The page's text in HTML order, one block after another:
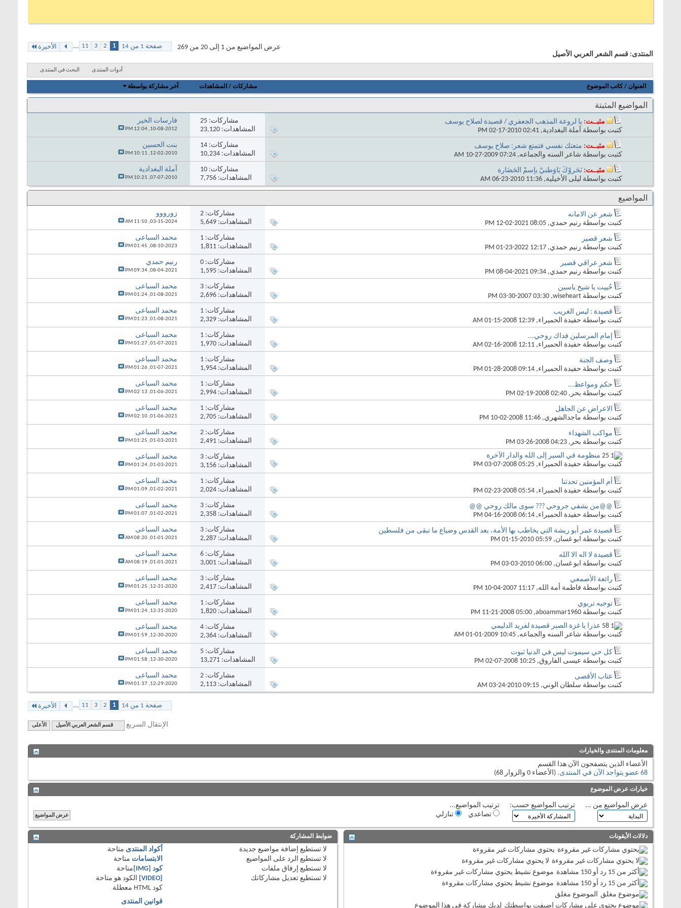
صفحة 1 من 14 1
2
3
11
... الأخيرة
عرض المواضيع من 1 إلى 20 من 269
المنتدى: قسم الشعر العربي الأصيل
أدوات المنتدى البحث في المنتدى
العنوان / كاتب الموضوع مشاركات / المشاهدات آخر مشاركة بواسطة
المواضيع المثبتة
مثبــت: يا لروعة المذهب الجعفري / قصيدة لصلاح يوسف
كتبت بواسطة آملة البغدادية‏, 02-17-2010 02:41 PM
مشاركات:25
المشاهدات: 23,120
فارسات الخير
10-08-2012,
12:04 PM
مثبــت: متعتك نفسي فتمتع شعر: صلاح يوسف
كتبت بواسطة شاعر السنه والجماعه‏, 10-27-2009 07:24 AM
مشاركات:14
المشاهدات: 10,234
بنت الحسين
12-02-2010,
10:11 PM
مثبــت: نَحَروْكَ يَاوَطنيْ بإسمْ الحَضَارة
كتبت بواسطة ليلى الأخيلية‏, 06-23-2010 11:36 AM
مشاركات:10
المشاهدات: 7,756
آملة البغدادية
07-07-2010,
10:21 PM
المواضيع
شعر عن الامانه
كتبت بواسطة رنيم حمدي‏, 12-02-2021 08:05 PM
مشاركات:2
المشاهدات: 5,649
زورووو
03-15-2024,
11:50 AM
شعر قصير
كتبت بواسطة رنيم حمدي‏, 01-23-2022 12:17 PM
مشاركات:1
المشاهدات: 1,811
محمد السباعى
08-10-2023,
01:45 PM
شعر عراقي قصير
كتبت بواسطة رنيم حمدي‏, 08-04-2021 09:34 PM
مشاركات:0
المشاهدات: 1,595
رنيم حمدي
08-04-2021,
09:34 PM
حُييت يا شيخ ياسين
كتبت بواسطة wiseheart
‏, 03-30-2007 03:30 PM
مشاركات:3
المشاهدات: 2,696
محمد السباعى
01-08-2021,
01:24 PM
قصيدة : ليس الغريب
كتبت بواسطة حفيدة الحميراء‏, 01-15-2008 12:39 AM
مشاركات:1
المشاهدات: 2,329
محمد السباعى
01-08-2021,
01:23 PM
إمام المرسلين فداك روحي...
كتبت بواسطة حفيدة الحميراء‏, 02-16-2008 12:11 AM
مشاركات:1
المشاهدات: 1,970
محمد السباعى
01-07-2021,
01:27 PM
وصف الجنة
كتبت بواسطة حفيدة الحميراء‏, 01-28-2008 09:14 PM
مشاركات:1
المشاهدات: 1,954
محمد السباعى
01-07-2021,
01:26 PM
حكم ومواعظ...
كتبت بواسطة بحر ‏, 02-19-2008 02:40 PM
مشاركات:1
المشاهدات: 2,994
محمد السباعى
01-06-2021,
02:13 PM
الاعراض عن الجاهل
كتبت بواسطة ماجدالشهري‏, 10-02-2008 11:46 PM
مشاركات:1
المشاهدات: 2,705
محمد السباعى
01-06-2021,
02:10 PM
مواكب الشهداء
كتبت بواسطة بحر ‏, 03-26-2008 04:23 PM
مشاركات:2
المشاهدات: 2,491
محمد السباعى
01-03-2021,
01:25 PM
منظومة في السير إلى الله والدار الآخرة
كتبت بواسطة حفيدة الحميراء‏, 03-07-2008 05:25 PM
مشاركات:3
المشاهدات: 3,156
محمد السباعى
01-03-2021,
01:24 PM
أم المؤمنين تحدثنا
كتبت بواسطة حفيدة الحميراء‏, 02-23-2008 05:54 PM
مشاركات:1
المشاهدات: 2,024
محمد السباعى
01-02-2021,
01:09 PM
@@من يشفي جروحي ??? سوى مالك روحي @@
كتبت بواسطة حفيدة الحميراء‏, 04-16-2008 06:14 PM
مشاركات:3
المشاهدات: 2,358
محمد السباعى
01-02-2021,
01:07 PM
قصيدة عمر أبو ريشة التي يخاطب بها الأمة، بعد القدس وضياع ما تبقى من فلسطين
كتبت بواسطة ابو غسان‏, 01-15-2010 05:59 PM
مشاركات:3
المشاهدات: 2,287
محمد السباعى
01-01-2021,
08:20 AM
قصيدة لا اله الا الله
كتبت بواسطة ابو غسان‏, 03-03-2010 06:00 PM
مشاركات:6
المشاهدات: 3,001
محمد السباعى
01-01-2021,
08:19 AM
رائعة الأصمعي
كتبت بواسطة فاطمة أمة الله‏, 10-04-2007 11:17 PM
مشاركات:3
المشاهدات: 2,417
محمد السباعى
12-31-2020,
01:25 PM
توجيه تربوي
كتبت بواسطة aboammar1960
‏, 11-21-2008 05:00 PM
مشاركات:1
المشاهدات: 1,820
محمد السباعى
12-31-2020,
01:24 PM
عذرا يا غزة الصبر قصيدة لفريد الدليمي
كتبت بواسطة شاعر السنه والجماعه‏, 01-01-2009 10:45 AM
مشاركات:4
المشاهدات: 2,364
محمد السباعى
12-30-2020,
01:59 PM
كل حي سيموت ليس في الدنيا ثبوت
كتبت بواسطة عيسى الفاروق‏, 02-07-2008 10:25 PM
مشاركات:5
المشاهدات: 13,271
محمد السباعى
12-30-2020,
01:58 PM
عتاب الأقصى
كتبت بواسطة سلطان الوني‏, 03-24-2010 09:15 AM
مشاركات:2
المشاهدات: 2,113
محمد السباعى
12-29-2020,
01:37 PM
صفحة 1 من 14 1
2
3
11
... الأخيرة
الإنتقال السريع قسم الشعر العربي الأصيل الأعلى
معلومات المنتدى والخيارات
الأعضاء الذين يتصفحون الآن هذا القسم
68 عضو يتواجد الآن في المنتدى
. (الأعضاء 0 والزوار 68)
خيارات عرض الموضوع
عرض المواضيع من ... ترتيب المواضيع حسب:
ترتيب المواضيع...
تصاعدي
تنازلي
دلالات الأيقونات
يحتوي مشاركات غير مقروءة
لا يحتوي مشاركات غير مقروءة
موضوع نشيط يحتوي مشاركات غير مقروءة
موضوع نشيط يحتوي مشاركات مقروءة
الموضوع مغلق
لديك مشاركة في هذا الموضوع
ضوابط المشاركة
لا تستطيعإضافة مواضيع جديدة
لا تستطيعالرد على المواضيع
لا تستطيعإرفاق ملفات
لا تستطيعتعديل مشاركاتك
أكواد المنتدى متاحة
الابتسامات متاحة
كود [IMG]
متاحة
[VIDEO]
الكود هو متاحة
كود HTML
معطلة
قوانين المنتدى